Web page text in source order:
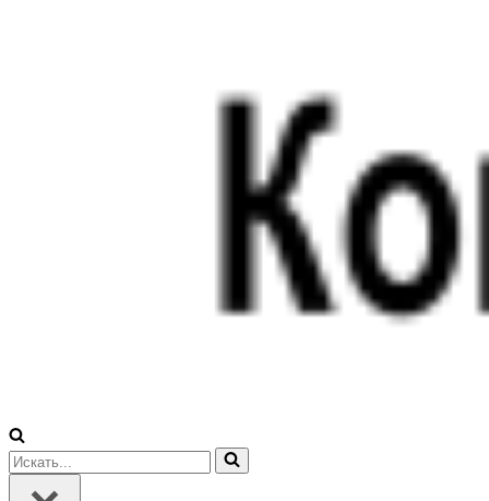
Искать...